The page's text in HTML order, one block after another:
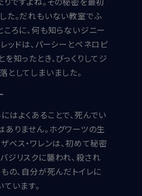
た。だれもいない教室でふ
ころに、何も知らないジニー
ッドは、パーシーとペネロピ
知ったとき、びっくりしてジ
してしまいました。
はよくあることで、死んでい
りません。ホグワーツの生
ベス・ワレンは、初めて秘密
ジリスクに襲われ、殺され
の、自分が死んだトイレに
います。